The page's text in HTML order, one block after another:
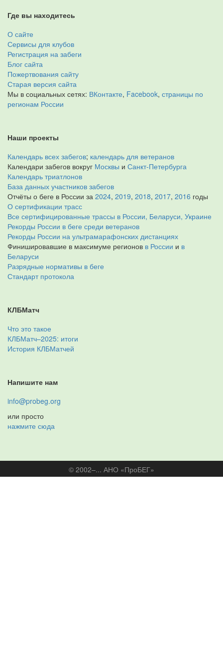
Где вы находитесь
О сайте
Сервисы для клубов
Регистрация на забеги
Блог сайта
Пожертвования сайту
Старая версия сайта
Мы в социальных сетях: ВКонтакте, Facebook, страницы по
регионам России
Наши проекты
Календарь всех забегов; календарь для ветеранов
Календари забегов вокруг Москвы и Санкт-Петербурга
Календарь триатлонов
База данных участников забегов
Отчёты о беге в России за 2024, 2019, 2018, 2017, 2016 годы
О сертификации трасс
Все сертифицированные трассы в России, Беларуси, Украине
Рекорды России в беге среди ветеранов
Рекорды России на ультрамарафонских дистанциях
Финишировавшие в максимуме регионов в России и в
Беларуси
Разрядные нормативы в беге
Стандарт протокола
КЛБМатч
Что это такое
КЛБМатч–2025: итоги
История КЛБМатчей
Напишите нам
info@probeg.org
или просто
нажмите сюда
© 2002–... АНО «ПроБЕГ»